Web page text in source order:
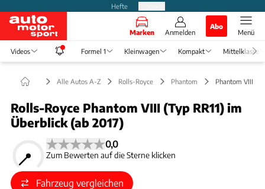
Hefte
Marken Anmelden
Abo
Menü
Videos Formel 1 Kleinwagen Kompakt Mittelklasse
Alle Autos A-Z Rolls-Royce Phantom Phantom VIII
Rolls-Royce Phantom VIII (Typ RR11) im
Überblick (ab 2017)
0,0
Zum Bewerten auf die Sterne klicken
Fahrzeug vergleichen